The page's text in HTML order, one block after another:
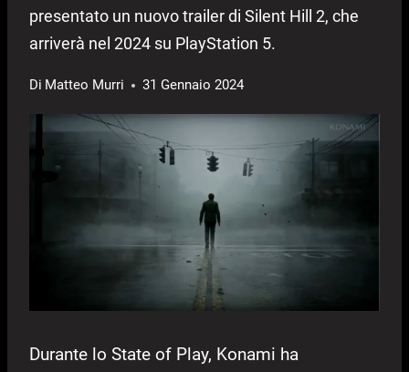
presentato un nuovo trailer di Silent Hill 2, che
arriverà nel 2024 su PlayStation 5.
Di Matteo Murri 31 Gennaio 2024
Durante lo State of Play, Konami ha